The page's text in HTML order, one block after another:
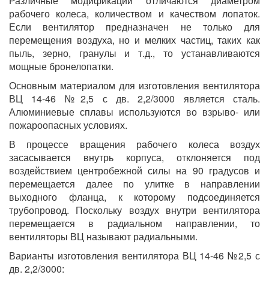
рабочего колеса, количеством и качеством лопаток.
Если вентилятор предназначен не только для
перемещения воздуха, но и мелких частиц, таких как
пыль, зерно, гранулы и т.д., то устанавливаются
мощные бронелопатки.
Основным материалом для изготовления вентилятора
ВЦ 14-46 №2,5 с дв. 2,2/3000 является сталь.
Алюминиевые сплавы используются во взрыво- или
пожароопасных условиях.
В процессе вращения рабочего колеса воздух
засасывается внутрь корпуса, отклоняется под
воздействием центробежной силы на 90 градусов и
перемещается далее по улитке в направлении
выходного фланца, к которому подсоединяется
трубопровод. Поскольку воздух внутри вентилятора
перемещается в радиальном направлении, то
вентиляторы ВЦ называют радиальными.
Варианты изготовления вентилятора ВЦ 14-46 №2,5 с
дв. 2,2/3000: